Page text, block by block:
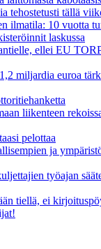
tehostetusti tällä
ilmatila: 10 vuotta
laskussa
ellei EU
miljardia euroa
liikenteen
pelottaa
ja
työajan
tiellä, ei